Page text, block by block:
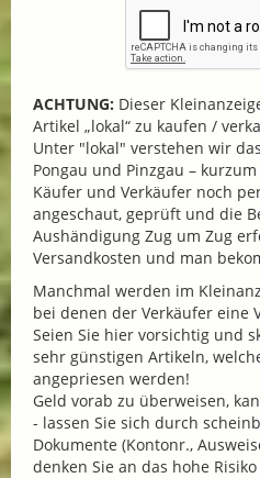
ACHTUNG: Dieser
Artikel „lokal“ zu kaufen /
Unter "lokal" verstehen wir
Pongau und Pinzgau –
Käufer und Verkäufer noch
angeschaut, geprüft und die
Aushändigung Zug um Zug
Versandkosten und man
Manchmal werden im
bei denen der Verkäufer eine
Seien Sie hier vorsichtig und
sehr günstigen Artikeln,
angepriesen werden!
Geld vorab zu überweisen,
- lassen Sie sich durch
Dokumente (Kontonr.,
denken Sie an das hohe